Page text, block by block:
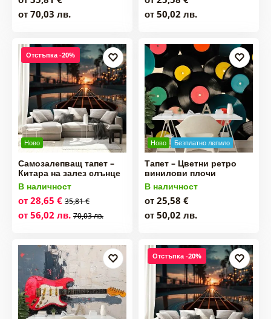
от 70,03 лв.
от 50,02 лв.
Ново
Отстъпка -20%
Самозалепващ тапет –
Китара на залез слънце
В наличност
от 28,65 € 35,81 €
от 56,02 лв. 70,03 лв.
Ново Безплатно лепило
Тапет – Цветни ретро
винилови плочи
В наличност
от 25,58 €
от 50,02 лв.
Отстъпка -20%